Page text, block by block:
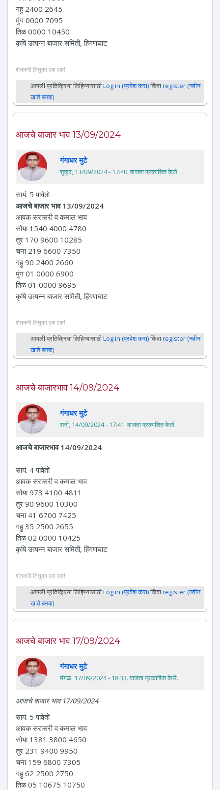
गहु 2400 2645
मुंग 0000 7095
तिळ 0000 10450
कृषि उत्पन्न बाजार समिती, हिंगणघाट
शेतकरी तितुका एक एक!
आपली प्रतिक्रिया लिहिण्यासाठीLog in (प्रवेश करा)किंवाregister (नवीन
खाते बनवा)
आजचे बाजार भाव 13/09/2024
गंगाधर मुटे
शुक्र, 13/09/2024 - 17:40. वाजता प्रकाशित केले.
सायं. 5 पावेतो
आजचे बाजार भाव 13/09/2024
आवक सरासरी व कमाल भाव
सोया 1540 4000 4780
तुर 170 9600 10285
चना 219 6600 7350
गहु 90 2400 2660
मुंग 01 0000 6900
तिळ 01 0000 9695
कृषि उत्पन्न बाजार समिती, हिंगणघाट
शेतकरी तितुका एक एक!
आपली प्रतिक्रिया लिहिण्यासाठीLog in (प्रवेश करा)किंवाregister (नवीन
खाते बनवा)
आजचे बाजारभाव 14/09/2024
गंगाधर मुटे
शनी, 14/09/2024 - 17:41. वाजता प्रकाशित केले.
आजचे बाजारभाव 14/09/2024
सायं. 4 पावेतो
आवक सरासरी व कमाल भाव
सोया 973 4100 4811
तुर 90 9600 10300
चना 41 6700 7425
गहु 35 2500 2655
तिळ 02 0000 10425
कृषि उत्पन्न बाजार समिती, हिंगणघाट
शेतकरी तितुका एक एक!
आपली प्रतिक्रिया लिहिण्यासाठीLog in (प्रवेश करा)किंवाregister (नवीन
खाते बनवा)
आजचे बाजार भाव 17/09/2024
गंगाधर मुटे
मंगळ, 17/09/2024 - 18:33. वाजता प्रकाशित केले.
आजचे बाजार भाव 17/09/2024
सायं. 5 पावेतो
आवक सरासरी व कमाल भाव
सोया 1381 3800 4650
तुर 231 9400 9950
चना 159 6800 7305
गहु 62 2500 2750
तिळ 05 10675 10750